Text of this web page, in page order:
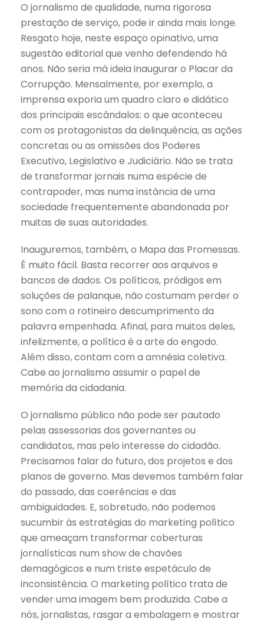
O jornalismo de qualidade, numa rigorosa
prestação de serviço, pode ir ainda mais longe.
Resgato hoje, neste espaço opinativo, uma
sugestão editorial que venho defendendo há
anos. Não seria má ideia inaugurar o Placar da
Corrupção. Mensalmente, por exemplo, a
imprensa exporia um quadro claro e didático
dos principais escândalos: o que aconteceu
com os protagonistas da delinquência, as ações
concretas ou as omissões dos Poderes
Executivo, Legislativo e Judiciário. Não se trata
de transformar jornais numa espécie de
contrapoder, mas numa instância de uma
sociedade frequentemente abandonada por
muitas de suas autoridades.
Inauguremos, também, o Mapa das Promessas.
É muito fácil. Basta recorrer aos arquivos e
bancos de dados. Os políticos, pródigos em
soluções de palanque, não costumam perder o
sono com o rotineiro descumprimento da
palavra empenhada. Afinal, para muitos deles,
infelizmente, a política é a arte do engodo.
Além disso, contam com a amnésia coletiva.
Cabe ao jornalismo assumir o papel de
memória da cidadania.
O jornalismo público não pode ser pautado
pelas assessorias dos governantes ou
candidatos, mas pelo interesse do cidadão.
Precisamos falar do futuro, dos projetos e dos
planos de governo. Mas devemos também falar
do passado, das coerências e das
ambiguidades. E, sobretudo, não podemos
sucumbir às estratégias do marketing político
que ameaçam transformar coberturas
jornalísticas num show de chavões
demagógicos e num triste espetáculo de
inconsistência. O marketing político trata de
vender uma imagem bem produzida. Cabe a
nós, jornalistas, rasgar a embalagem e mostrar